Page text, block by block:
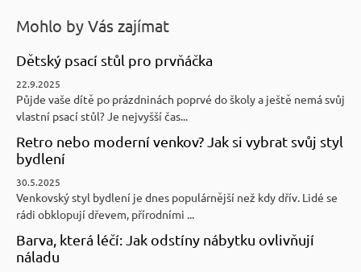
Mohlo by Vás zajímat
Dětský psací stůl pro prvňáčka
22.9.2025
Půjde vaše dítě po prázdninách poprvé do školy a ještě nemá svůj
vlastní psací stůl? Je nejvyšší čas...
Retro nebo moderní venkov? Jak si vybrat svůj styl
bydlení
30.5.2025
Venkovský styl bydlení je dnes populárnější než kdy dřív. Lidé se
rádi obklopují dřevem, přírodními ...
Barva, která léčí: Jak odstíny nábytku ovlivňují
náladu